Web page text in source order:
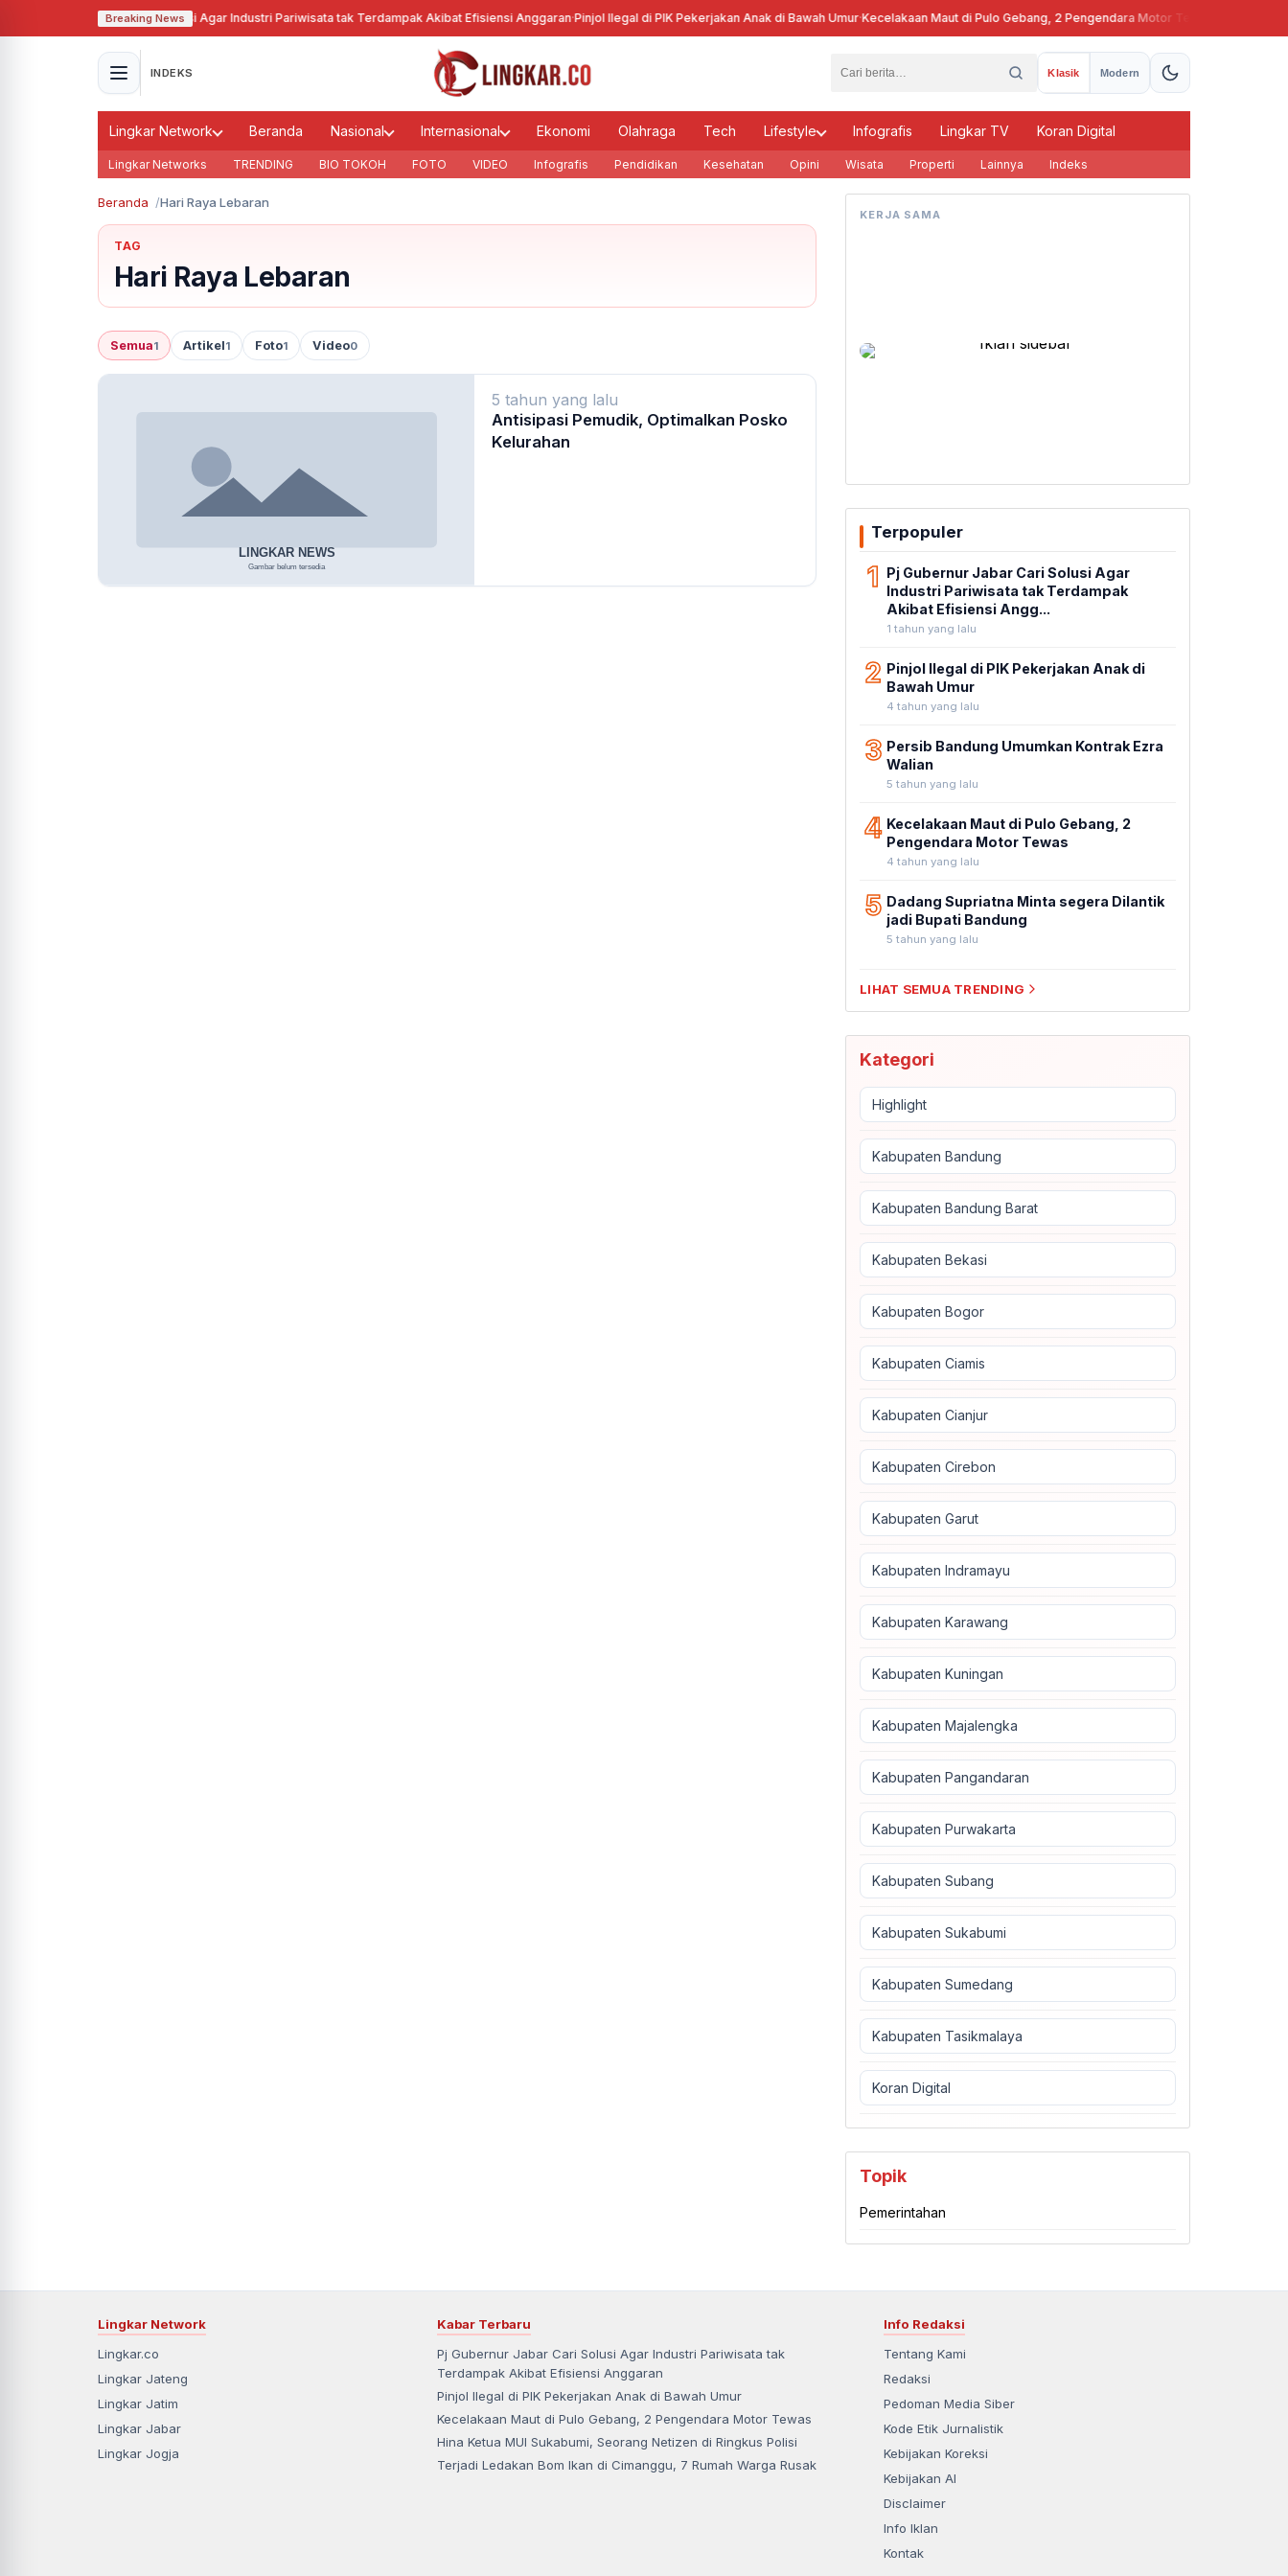
Breaking News
Pj Gubernur Jabar Cari Solusi Agar Industri Pariwisata tak Terdampak Akibat Efisiensi Anggaran·Pinjol Ilegal di PIK Pekerjakan Anak di Bawah Umur·Kecelakaan Maut di Pulo Gebang, 2 Pengendara Motor Tewas
INDEKS Klasik Modern
Lingkar Network Beranda Nasional Internasional Ekonomi Olahraga Tech Lifestyle Infografis Lingkar TV Koran Digital
Lingkar Networks TRENDING BIO TOKOH FOTO VIDEO Infografis Pendidikan Kesehatan Opini Wisata Properti Lainnya Indeks
Beranda Hari Raya Lebaran
TAG
Hari Raya Lebaran
Semua1 Artikel1 Foto1 Video0
5 tahun yang lalu
Antisipasi Pemudik, Optimalkan Posko
Kelurahan
KERJA SAMA
Terpopuler
1 Pj Gubernur Jabar Cari Solusi Agar
Industri Pariwisata tak Terdampak
Akibat Efisiensi Angg...
1 tahun yang lalu
2 Pinjol Ilegal di PIK Pekerjakan Anak di
Bawah Umur
4 tahun yang lalu
3 Persib Bandung Umumkan Kontrak Ezra
Walian
5 tahun yang lalu
4 Kecelakaan Maut di Pulo Gebang, 2
Pengendara Motor Tewas
4 tahun yang lalu
5 Dadang Supriatna Minta segera Dilantik
jadi Bupati Bandung
5 tahun yang lalu
LIHAT SEMUA TRENDING
Kategori
Highlight
Kabupaten Bandung
Kabupaten Bandung Barat
Kabupaten Bekasi
Kabupaten Bogor
Kabupaten Ciamis
Kabupaten Cianjur
Kabupaten Cirebon
Kabupaten Garut
Kabupaten Indramayu
Kabupaten Karawang
Kabupaten Kuningan
Kabupaten Majalengka
Kabupaten Pangandaran
Kabupaten Purwakarta
Kabupaten Subang
Kabupaten Sukabumi
Kabupaten Sumedang
Kabupaten Tasikmalaya
Koran Digital
Topik
Pemerintahan
Lingkar Network
Lingkar.co
Lingkar Jateng
Lingkar Jatim
Lingkar Jabar
Lingkar Jogja
Kabar Terbaru
Pj Gubernur Jabar Cari Solusi Agar Industri Pariwisata tak
Terdampak Akibat Efisiensi Anggaran
Pinjol Ilegal di PIK Pekerjakan Anak di Bawah Umur
Kecelakaan Maut di Pulo Gebang, 2 Pengendara Motor Tewas
Hina Ketua MUI Sukabumi, Seorang Netizen di Ringkus Polisi
Terjadi Ledakan Bom Ikan di Cimanggu, 7 Rumah Warga Rusak
Info Redaksi
Tentang Kami
Redaksi
Pedoman Media Siber
Kode Etik Jurnalistik
Kebijakan Koreksi
Kebijakan AI
Disclaimer
Info Iklan
Kontak